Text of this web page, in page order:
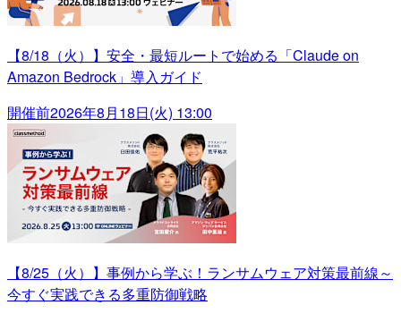
【8/18（火）】安全・最短ルートで始める「Claude on
Amazon Bedrock」導入ガイド
開催前2026年8月18日(火) 13:00
【8/25（火）】事例から学ぶ！ランサムウェア対策最前線～
今すぐ実践できる多重防御戦略